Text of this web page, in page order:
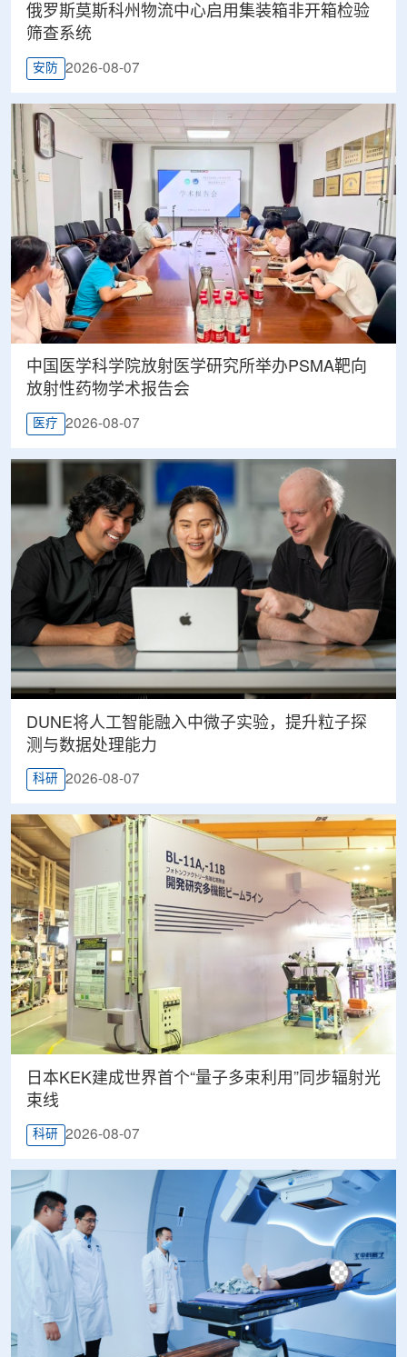
俄罗斯莫斯科州物流中心启用集装箱非开箱检验
筛查系统
安防 2026-08-07
中国医学科学院放射医学研究所举办PSMA靶向
放射性药物学术报告会
医疗 2026-08-07
DUNE将人工智能融入中微子实验，提升粒子探
测与数据处理能力
科研 2026-08-07
日本KEK建成世界首个“量子多束利用”同步辐射光
束线
科研 2026-08-07